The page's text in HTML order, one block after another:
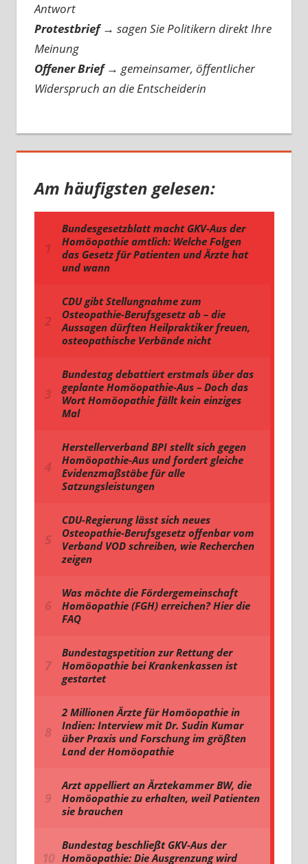
Antwort
Protestbrief → sagen Sie Politikern direkt Ihre
Meinung
Offener Brief → gemeinsamer, öffentlicher
Widerspruch an die Entscheiderin
Am häufigsten gelesen: